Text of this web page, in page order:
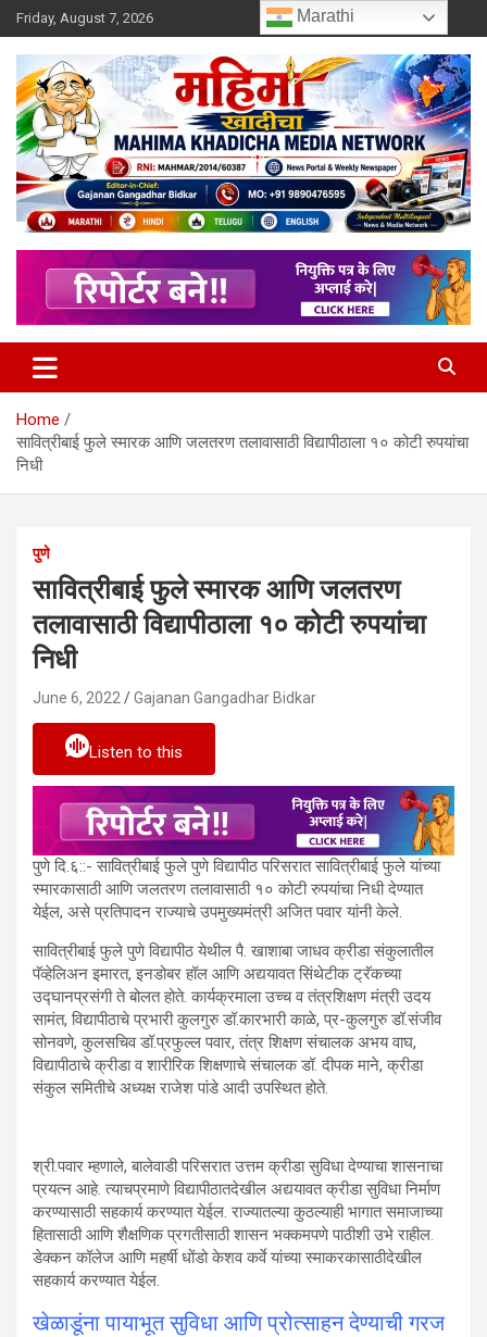
Skip
to
content
Friday, August 7, 2026
Mahimakhadicha
Home
सावित्रीबाई फुले स्मारक आणि जलतरण तलावासाठी विद्यापीठाला १० कोटी रुपयांचा
निधी
पुणे
सावित्रीबाई फुले स्मारक आणि जलतरण
तलावासाठी विद्यापीठाला १० कोटी रुपयांचा
निधी
June 6, 2022 Gajanan Gangadhar Bidkar
Listen to this
पुणे दि.६::- सावित्रीबाई फुले पुणे विद्यापीठ परिसरात सावित्रीबाई फुले यांच्या
स्मारकासाठी आणि जलतरण तलावासाठी १० कोटी रुपयांचा निधी देण्यात
येईल, असे प्रतिपादन राज्याचे उपमुख्यमंत्री अजित पवार यांनी केले.
सावित्रीबाई फुले पुणे विद्यापीठ येथील पै. खाशाबा जाधव क्रीडा संकुलातील
पॅव्हेलिअन इमारत, इनडोबर हॉल आणि अद्ययावत सिंथेटीक ट्रॅकच्या
उद्घानप्रसंगी ते बोलत होते. कार्यक्रमाला उच्च व तंत्रशिक्षण मंत्री उदय
सामंत, विद्यापीठाचे प्रभारी कुलगुरु डॉ.कारभारी काळे, प्र-कुलगुरु डॉ.संजीव
सोनवणे, कुलसचिव डॉ.प्रफुल्ल पवार, तंत्र शिक्षण संचालक अभय वाघ,
विद्यापीठाचे क्रीडा व शारीरिक शिक्षणाचे संचालक डॉ. दीपक माने, क्रीडा
संकुल समितीचे अध्यक्ष राजेश पांडे आदी उपस्थित होते.
श्री.पवार म्हणाले, बालेवाडी परिसरात उत्तम क्रीडा सुविधा देण्याचा शासनाचा
प्रयत्न आहे. त्याचप्रमाणे विद्यापीठातदेखील अद्ययावत क्रीडा सुविधा निर्माण
करण्यासाठी सहकार्य करण्यात येईल. राज्यातल्या कुठल्याही भागात समाजाच्या
हितासाठी आणि शैक्षणिक प्रगतीसाठी शासन भक्कमपणे पाठीशी उभे राहील.
डेक्कन कॉलेज आणि महर्षी धोंडो केशव कर्वे यांच्या स्माकरकासाठीदेखील
सहकार्य करण्यात येईल.
खेळाडूंना पायाभूत सुविधा आणि प्रोत्साहन देण्याची गरज
Marathi